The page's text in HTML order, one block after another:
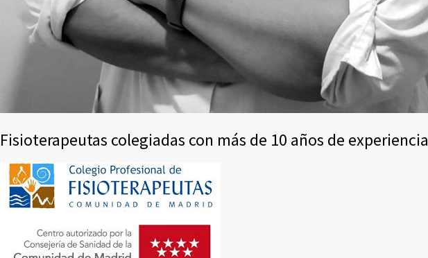
Fisioterapeutas colegiadas con más de 10 años de experiencia